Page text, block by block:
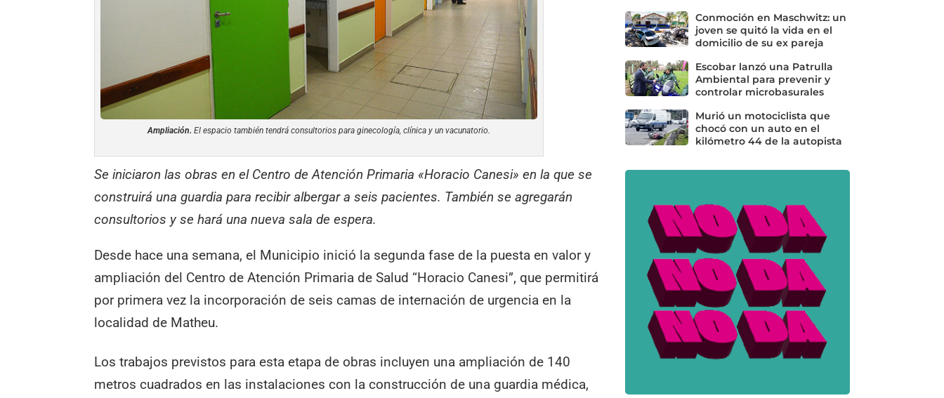
Ampliación. El espacio también tendrá consultorios para ginecología, clínica y un vacunatorio.
Se iniciaron las obras en el Centro de Atención Primaria «Horacio Canesi» en la que se
construirá una guardia para recibir albergar a seis pacientes. También se agregarán
consultorios y se hará una nueva sala de espera.
Desde hace una semana, el Municipio inició la segunda fase de la puesta en valor y
ampliación del Centro de Atención Primaria de Salud “Horacio Canesi”, que permitirá
por primera vez la incorporación de seis camas de internación de urgencia en la
localidad de Matheu.
Los trabajos previstos para esta etapa de obras incluyen una ampliación de 140
metros cuadrados en las instalaciones con la construcción de una guardia médica,
Conmoción en Maschwitz: un
joven se quitó la vida en el
domicilio de su ex pareja
Escobar lanzó una Patrulla
Ambiental para prevenir y
controlar microbasurales
Murió un motociclista que
chocó con un auto en el
kilómetro 44 de la autopista